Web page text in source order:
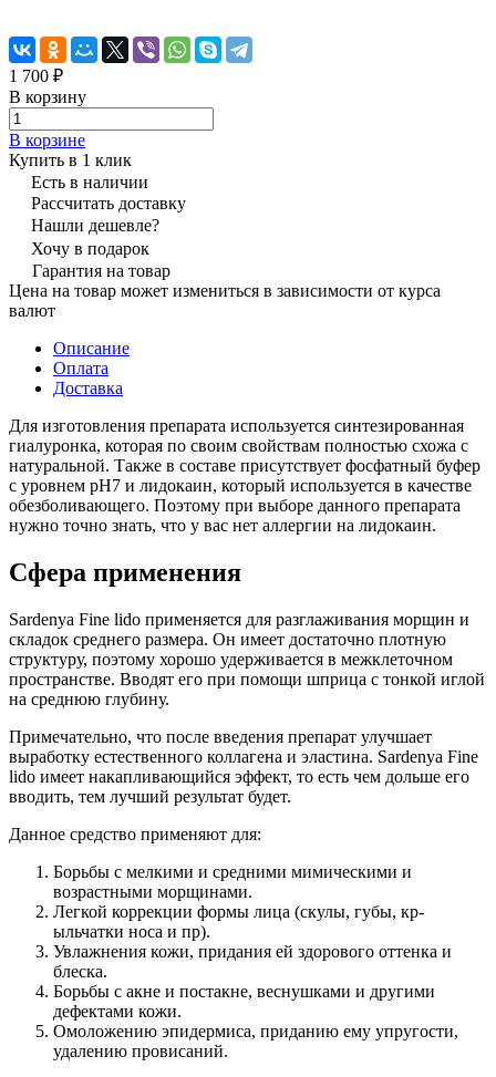
1 700 ₽
В корзину
В корзине
Купить в 1 клик
Есть в наличии
Рассчитать доставку
Нашли дешевле?
Хочу в подарок
Гарантия на товар
Цена на товар может измениться в зависимости от курса
валют
Описание
Оплата
Доставка
Для изготовления препарата используется синтезированная
гиалуронка, которая по своим свойствам полностью схожа с
натуральной. Также в составе присутствует фосфатный буфер
с уровнем pH7 и лидокаин, который используется в качестве
обезболивающего. Поэтому при выборе данного препарата
нужно точно знать, что у вас нет аллергии на лидокаин.
Сфера применения
Sardenya Fine lido применяется для разглаживания морщин и
складок среднего размера. Он имеет достаточно плотную
структуру, поэтому хорошо удерживается в межклеточном
пространстве. Вводят его при помощи шприца с тонкой иглой
на среднюю глубину.
Примечательно, что после введения препарат улучшает
выработку естественного коллагена и эластина. Sardenya Fine
lido имеет накапливающийся эффект, то есть чем дольше его
вводить, тем лучший результат будет.
Данное средство применяют для:­­­­­
Борьбы с мелкими и средними мимическими и
возрастными морщинами.
Легкой коррекции формы лица (скулы, губы, кр­
ыльчатки носа и пр).
Увлажнения кожи, придания ей здорового оттенка и
блеска.
Борьбы с акне и постакне, веснушками и другими
дефектами кожи.
Омоложению эпидермиса, приданию ему упругости,
удалению провисаний.